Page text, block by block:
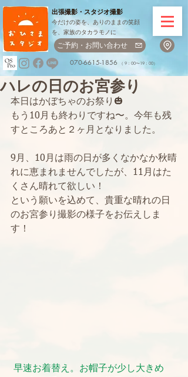
出張撮影・ スタジオ撮影
今だけの姿を、ありのままの笑顔
を、家族のタカラモノに
ご予約・お問い合わせ
070-6615-1856 （ 9：00〜19：00）
ハレの日のお宮参り
本日はかぼちゃのお祭り🎃
もう10月も終わりですね〜。今年も残
すところあと２ヶ月となりました。
9月、10月は雨の日が多くなかなか秋晴
れに恵まれませんでしたが、11月はた
くさん晴れて欲しい！
という願いを込めて、貴重な晴れの日
のお宮参り撮影の様子をお伝えしま
す！
早速お着替え。お帽子が少し大きめ